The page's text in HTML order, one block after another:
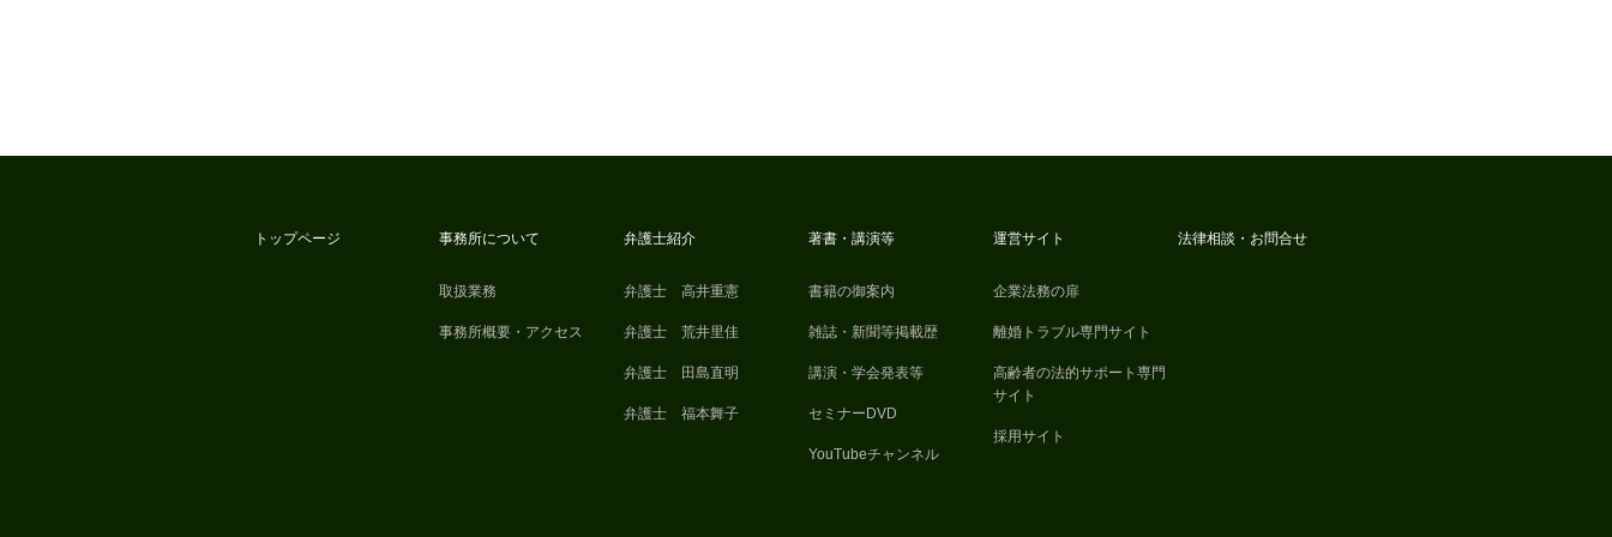
トップページ 事務所について
取扱業務
事務所概要・アクセス
弁護士紹介
弁護士 高井重憲
弁護士 荒井里佳
弁護士 田島直明
弁護士 福本舞子
著書・講演等
書籍の御案内
雑誌・新聞等掲載歴
講演・学会発表等
セミナーDVD
YouTubeチャンネル
運営サイト
企業法務の扉
離婚トラブル専門サイト
高齢者の法的サポート専門
サイト
採用サイト
法律相談・お問合せ